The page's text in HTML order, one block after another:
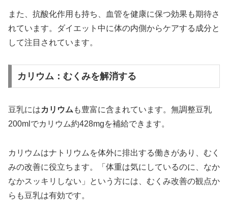
また、抗酸化作用も持ち、血管を健康に保つ効果も期待さ
れています。ダイエット中に体の内側からケアする成分と
して注目されています。
カリウム：むくみを解消する
豆乳にはカリウム も豊富に含まれています。無調整豆乳
200mlでカリウム約428mgを補給できます。
カリウムはナトリウムを体外に排出する働きがあり、むく
みの改善に役立ちます。「体重は気にしているのに、なか
なかスッキリしない」という方には、むくみ改善の観点か
らも豆乳は有効です。